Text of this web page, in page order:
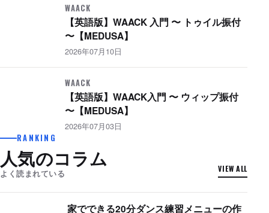
WAACK
【英語版】WAACK 入門 〜 トゥイル振付
〜【MEDUSA】
2026年07月10日
WAACK
【英語版】WAACK入門 〜 ウィップ振付
〜【MEDUSA】
2026年07月03日
RANKING
人気のコラム
よく読まれている VIEW ALL
家でできる20分ダンス練習メニューの作